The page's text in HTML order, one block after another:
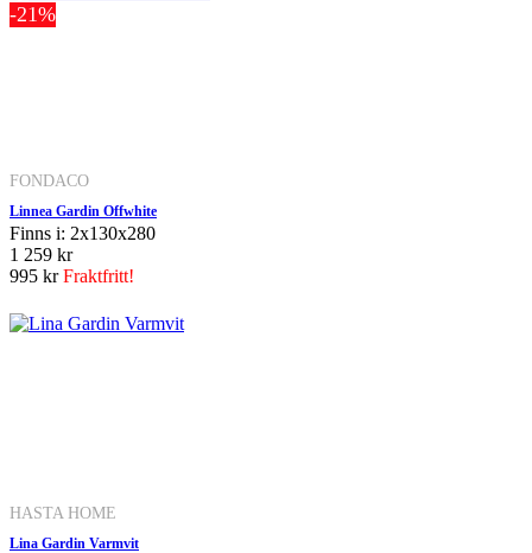
-21%
FONDACO
Linnea Gardin Offwhite
Finns i: 2x130x280
1 259 kr
995 krFraktfritt!
HASTA HOME
Lina Gardin Varmvit